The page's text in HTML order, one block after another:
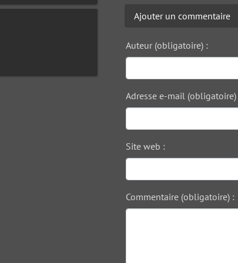
Ajouter un commentaire
Auteur (obligatoire) :
Adresse e-mail (obligatoire)
Site web :
Commentaire (obligatoire) :